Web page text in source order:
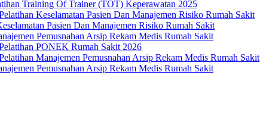
Training Of Trainer (TOT) Keperawatan 2025
Keselamatan Pasien Dan Manajemen Risiko Rumah Sakit
Pasien Dan Manajemen Risiko Rumah Sakit
Pemusnahan Arsip Rekam Medis Rumah Sakit
PONEK Rumah Sakit 2026
Manajemen Pemusnahan Arsip Rekam Medis Rumah Sakit
Pemusnahan Arsip Rekam Medis Rumah Sakit